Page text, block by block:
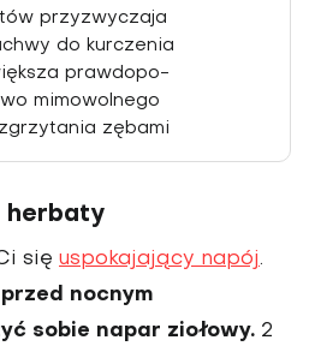
przyzwyczaja
do kurczenia
prawdopo­
mimowolnego
zębami
herbaty
się uspokajający napój.
nocnym
sobie napar ziołowy. 2